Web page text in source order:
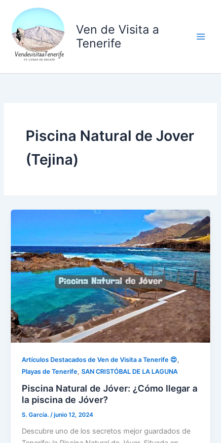
contenido
Ven de Visita a
Tenerife
Piscina Natural de Jover
(Tejina)
Artículos Destacados de Ven de Visita a Tenerife 😍,
Playas de Tenerife,SAN CRISTÓBAL DE LA LAGUNA
Piscina Natural de Jóver: ¿Cómo llegar a
la piscina de Jóver?
S. García./junio 12, 2024
Descubre uno de los secretos mejor guardados de